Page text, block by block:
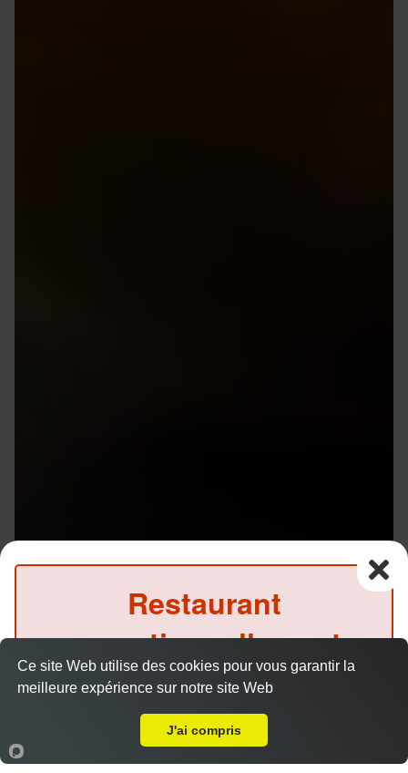
Accueil Panier Compte
Restaurant
exceptionnellement
fermé ce midi
(Précommande possible)
Ce site Web utilise des cookies pour vous garantir la
meilleure expérience sur notre site Web
J'ai compris